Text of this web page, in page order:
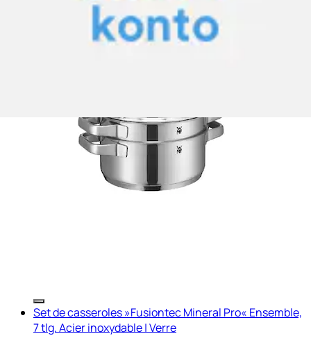
Set de casseroles »Fusiontec Mineral Pro« Ensemble,
7 tlg. Acier inoxydable | Verre